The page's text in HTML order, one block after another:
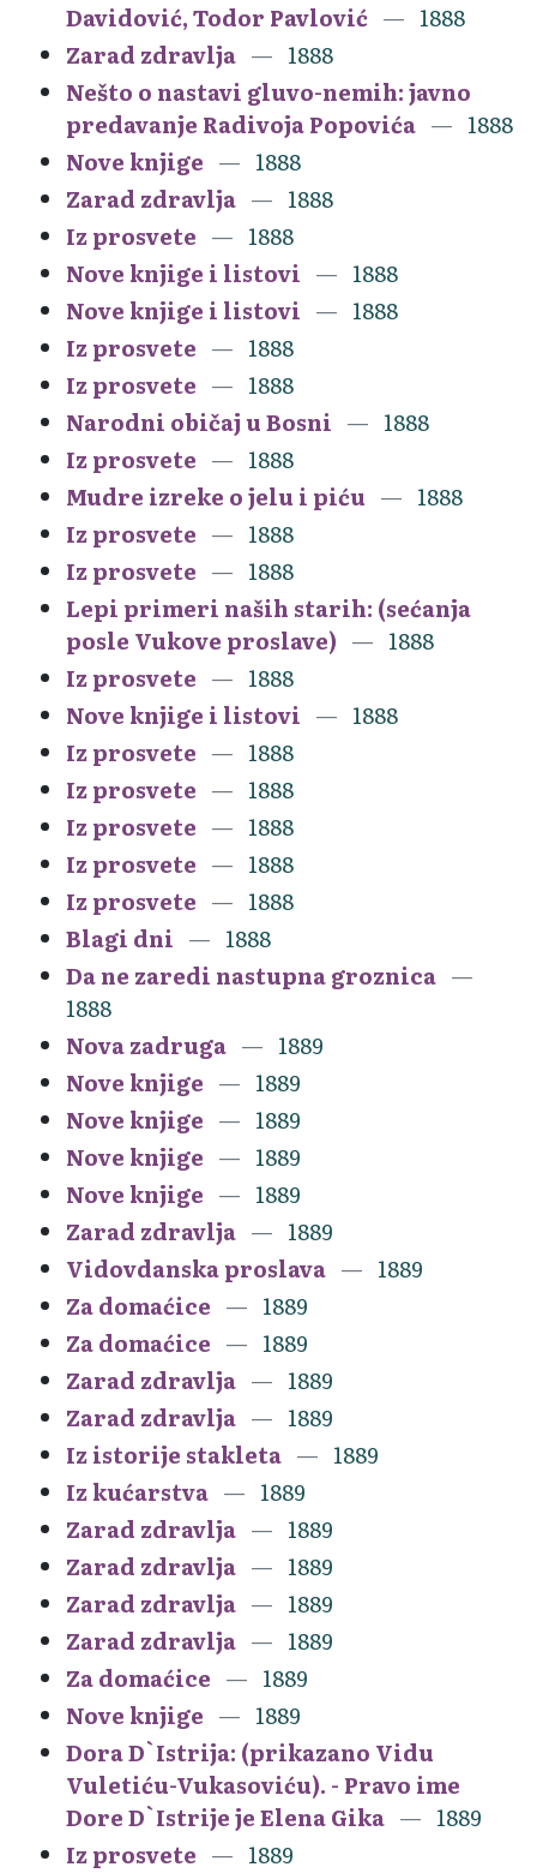
Davidović, Todor Pavlović
1888
Zarad zdravlja
1888
Nešto o nastavi gluvo-nemih: javno
predavanje Radivoja Popovića
1888
Nove knjige
1888
Zarad zdravlja
1888
Iz prosvete
1888
Nove knjige i listovi
1888
Nove knjige i listovi
1888
Iz prosvete
1888
Iz prosvete
1888
Narodni običaj u Bosni
1888
Iz prosvete
1888
Mudre izreke o jelu i piću
1888
Iz prosvete
1888
Iz prosvete
1888
Lepi primeri naših starih: (sećanja
posle Vukove proslave)
1888
Iz prosvete
1888
Nove knjige i listovi
1888
Iz prosvete
1888
Iz prosvete
1888
Iz prosvete
1888
Iz prosvete
1888
Iz prosvete
1888
Blagi dni
1888
Da ne zaredi nastupna groznica
1888
Nova zadruga
1889
Nove knjige
1889
Nove knjige
1889
Nove knjige
1889
Nove knjige
1889
Zarad zdravlja
1889
Vidovdanska proslava
1889
Za domaćice
1889
Za domaćice
1889
Zarad zdravlja
1889
Zarad zdravlja
1889
Iz istorije stakleta
1889
Iz kućarstva
1889
Zarad zdravlja
1889
Zarad zdravlja
1889
Zarad zdravlja
1889
Zarad zdravlja
1889
Za domaćice
1889
Nove knjige
1889
Dora D`Istrija: (prikazano Vidu
Vuletiću-Vukasoviću). - Pravo ime
Dore D`Istrije je Elena Gika
1889
Iz prosvete
1889